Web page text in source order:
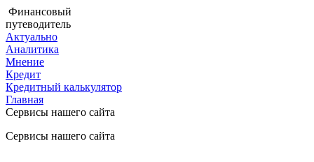
Финансовый
путеводитель
Актуально
Аналитика
Мнение
Кредит
Кредитный калькулятор
Главная
Сервисы нашего сайта
Сервисы нашего сайта